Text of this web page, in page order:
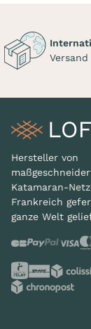
Versand
Hersteller von
Katamaran-
Frankreich
ganze Welt